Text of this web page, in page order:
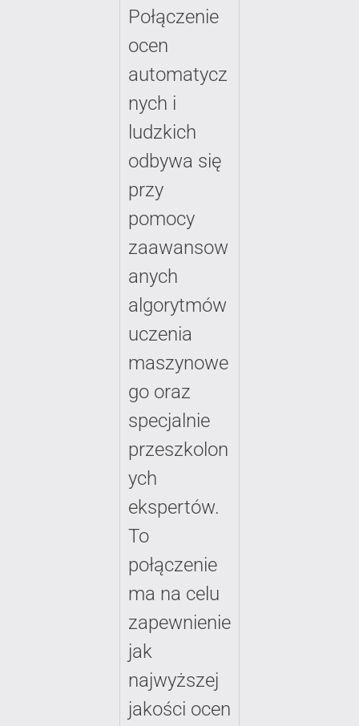
Połączenie
ocen
automatycz
nych i
ludzkich
odbywa się
przy
pomocy
zaawansow
anych
algorytmów
uczenia
maszynowe
go oraz
specjalnie
przeszkolon
ych
ekspertów.
To
połączenie
ma na celu
zapewnienie
jak
najwyższej
jakości ocen